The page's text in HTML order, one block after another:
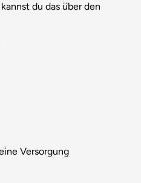
du das über den
Versorgung